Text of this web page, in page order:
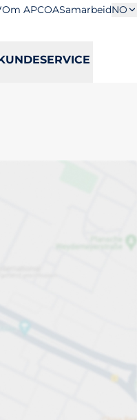
Om APCOASamarbeidNO